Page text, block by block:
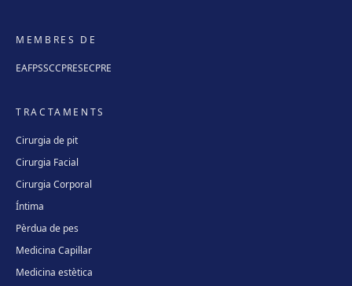
MEMBRES DE
EAFPSSCCPRESECPRE
TRACTAMENTS
Cirurgia de pit
Cirurgia Facial
Cirurgia Corporal
Íntima
Pèrdua de pes
Medicina Capil·lar
Medicina estètica